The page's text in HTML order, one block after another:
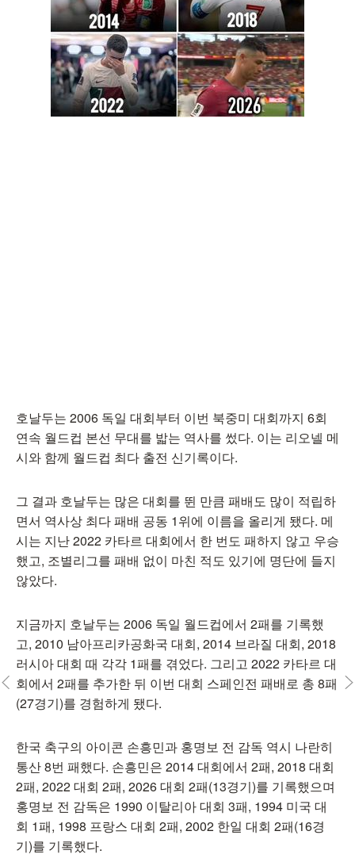
호날두는 2006 독일 대회부터 이번 북중미 대회까지 6회
연속 월드컵 본선 무대를 밟는 역사를 썼다. 이는 리오넬 메
시와 함께 월드컵 최다 출전 신기록이다.
그 결과 호날두는 많은 대회를 뛴 만큼 패배도 많이 적립하
면서 역사상 최다 패배 공동 1위에 이름을 올리게 됐다. 메
시는 지난 2022 카타르 대회에서 한 번도 패하지 않고 우승
했고, 조별리그를 패배 없이 마친 적도 있기에 명단에 들지
않았다.
지금까지 호날두는 2006 독일 월드컵에서 2패를 기록했
고, 2010 남아프리카공화국 대회, 2014 브라질 대회, 2018
러시아 대회 때 각각 1패를 겪었다. 그리고 2022 카타르 대
회에서 2패를 추가한 뒤 이번 대회 스페인전 패배로 총 8패
(27경기)를 경험하게 됐다.
한국 축구의 아이콘 손흥민과 홍명보 전 감독 역시 나란히
통산 8번 패했다. 손흥민은 2014 대회에서 2패, 2018 대회
2패, 2022 대회 2패, 2026 대회 2패(13경기)를 기록했으며
홍명보 전 감독은 1990 이탈리아 대회 3패, 1994 미국 대
회 1패, 1998 프랑스 대회 2패, 2002 한일 대회 2패(16경
기)를 기록했다.